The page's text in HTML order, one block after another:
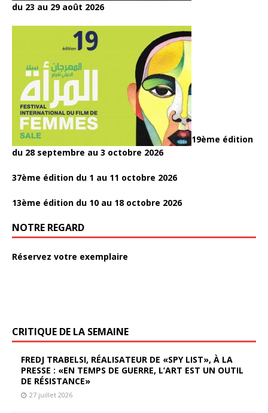
du 23 au 29 août 2026
19ème édition
du 28 septembre au 3 octobre 2026
37ème édition du 1 au 11 octobre 2026
13ème édition du 10 au 18 octobre 2026
NOTRE REGARD
Réservez votre exemplaire
CRITIQUE DE LA SEMAINE
FREDJ TRABELSI, RÉALISATEUR DE «SPY LIST», À LA
PRESSE : «EN TEMPS DE GUERRE, L’ART EST UN OUTIL
DE RÉSISTANCE»
27 juillet 2026